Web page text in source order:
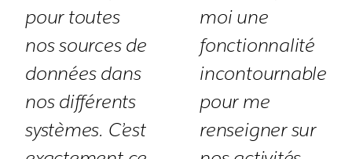
pour toutes
nos sources de
données dans
nos différents
systèmes. C’est
moi une
fonctionnalité
incontournable
pour me
renseigner sur